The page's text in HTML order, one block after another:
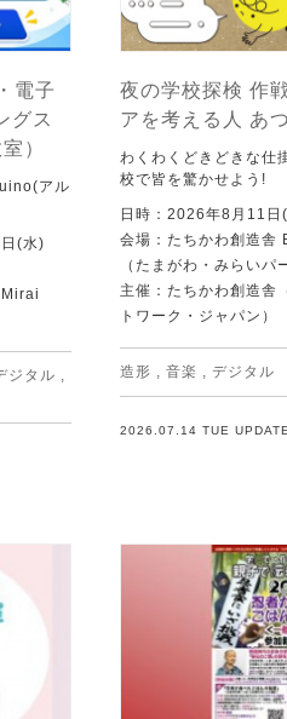
電子
グス
）
アル
(水)
ジタル ,
夜の学校探検 作
アを考える人 あ
わくわくどきどきな仕
校で皆を驚かせよう!
日時：2026年8月11日
会場：たちかわ創造舎
（たまがわ・みらいパ
主催：たちかわ創造舎
トワーク・ジャパン）
造形 , 音楽 , デジタル
2026.07.14 TUE